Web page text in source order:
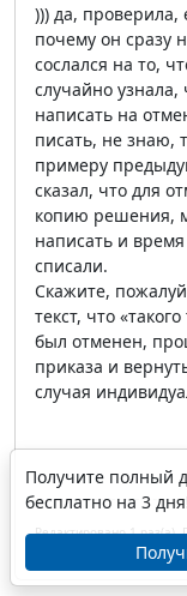
))) да,
почему он сразу
сослался на то,
случайно
написать на
писать, не знаю,
примеру
сказал, что для
копию решения,
написать и
списали.
Скажите,
текст, что
был отменен,
приказа и
случая
Редактировано 1 раз(а).
Получите полный
бесплатно на 3